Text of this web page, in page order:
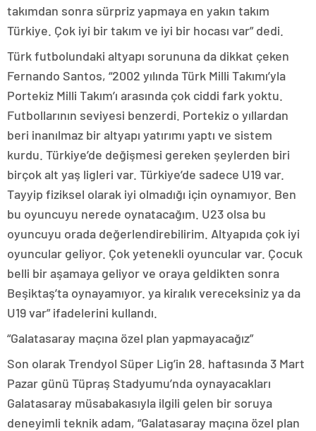
takımdan sonra sürpriz yapmaya en yakın takım
Türkiye. Çok iyi bir takım ve iyi bir hocası var” dedi.
Türk futbolundaki altyapı sorununa da dikkat çeken
Fernando Santos, “2002 yılında Türk Milli Takımı’yla
Portekiz Milli Takım’ı arasında çok ciddi fark yoktu.
Futbollarının seviyesi benzerdi. Portekiz o yıllardan
beri inanılmaz bir altyapı yatırımı yaptı ve sistem
kurdu. Türkiye’de değişmesi gereken şeylerden biri
birçok alt yaş ligleri var. Türkiye’de sadece U19 var.
Tayyip fiziksel olarak iyi olmadığı için oynamıyor. Ben
bu oyuncuyu nerede oynatacağım. U23 olsa bu
oyuncuyu orada değerlendirebilirim. Altyapıda çok iyi
oyuncular geliyor. Çok yetenekli oyuncular var. Çocuk
belli bir aşamaya geliyor ve oraya geldikten sonra
Beşiktaş’ta oynayamıyor. ya kiralık vereceksiniz ya da
U19 var” ifadelerini kullandı.
“Galatasaray maçına özel plan yapmayacağız”
Son olarak Trendyol Süper Lig’in 28. haftasında 3 Mart
Pazar günü Tüpraş Stadyumu’nda oynayacakları
Galatasaray müsabakasıyla ilgili gelen bir soruya
deneyimli teknik adam, “Galatasaray maçına özel plan